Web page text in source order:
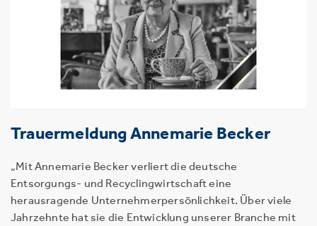
Trauermeldung Annemarie Becker
„Mit Annemarie Becker verliert die deutsche
Entsorgungs- und Recyclingwirtschaft eine
herausragende Unternehmerpersönlichkeit. Über viele
Jahrzehnte hat sie die Entwicklung unserer Branche mit